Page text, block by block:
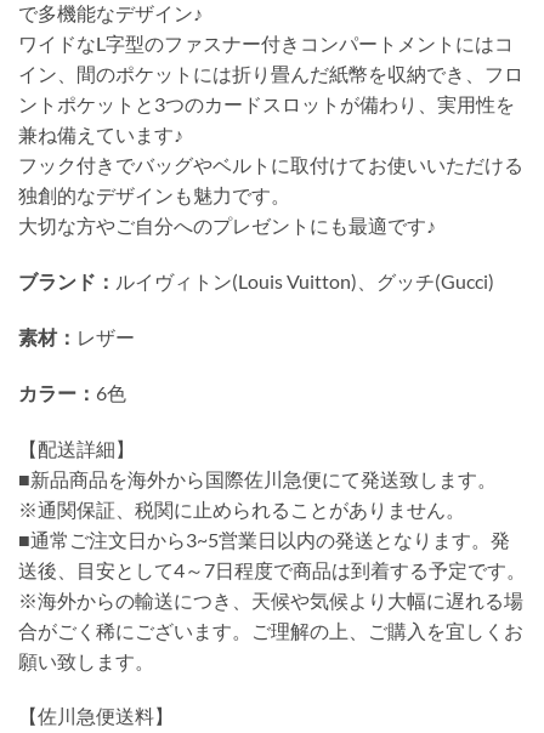
で多機能なデザイン♪
ワイドなL字型のファスナー付きコンパートメントにはコ
イン、間のポケットには折り畳んだ紙幣を収納でき、フロ
ントポケットと3つのカードスロットが備わり、実用性を
兼ね備えています♪
フック付きでバッグやベルトに取付けてお使いいただける
独創的なデザインも魅力です。
大切な方やご自分へのプレゼントにも最適です♪
ブランド： ルイヴィトン(Louis Vuitton)、グッチ(Gucci)
素材： レザー
カラー： 6色
【配送詳細】
■新品商品を海外から国際佐川急便にて発送致します。
※通関保証、税関に止められることがありません。
■通常ご注文日から3~5営業日以内の発送となります。発
送後、目安として4～7日程度で商品は到着する予定です。
※海外からの輸送につき、天候や気候より大幅に遅れる場
合がごく稀にございます。ご理解の上、ご購入を宜しくお
願い致します。
【佐川急便送料】